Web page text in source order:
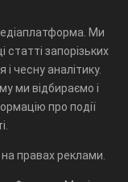
Ми
статті запорізьких
і чесну аналітику.
ми відбираємо і
про події
правах реклами.